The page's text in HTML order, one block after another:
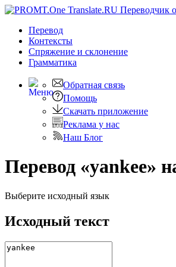
Перевод
Контексты
Спряжение и склонение
Грамматика
Обратная связь
Помощь
Скачать приложение
Реклама у нас
Наш Блог
Перевод «yankee»
Выберите исходный язык
Исходный текст